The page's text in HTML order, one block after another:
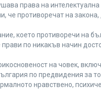
права на
противоречат на
което противоречи на
по никакъв начин
на човек,
по предвидения за
нравствено,